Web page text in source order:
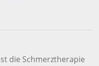
die Schmerztherapie